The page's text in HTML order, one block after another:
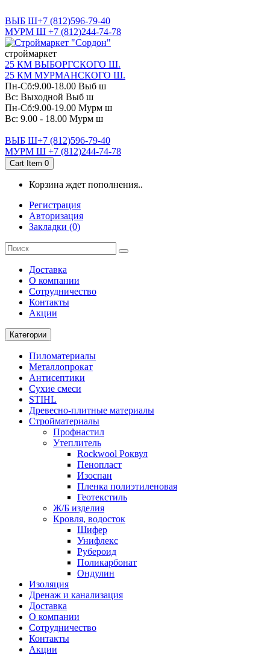
ВЫБ Ш+7 (812)596-79-40
МУРМ Ш +7 (812)244-74-78
cтроймаркет
25 КМ ВЫБОРГСКОГО Ш.
25 КМ МУРМАНСКОГО Ш.
Пн-Сб:9.00-18.00 Выб ш
Вс: Выходной Выб ш
Пн-Сб:9.00-19.00 Мурм ш
Вс: 9.00 - 18.00 Мурм ш
ВЫБ Ш+7 (812)596-79-40
МУРМ Ш +7 (812)244-74-78
Cart Item 0
Корзина ждет пополнения..
Регистрация
Авторизация
Закладки (0)
Доставка
О компании
Cотрудничество
Контакты
Акции
Категории
Пиломатериалы
Металлопрокат
Антисептики
Сухие смеси
STIHL
Древесно-плитные материалы
Стройматериалы
Профнастил
Утеплитель
Rockwool Роквул
Пенопласт
Изоспан
Пленка полиэтиленовая
Геотекстиль
Ж/Б изделия
Кровля, водосток
Шифер
Унифлекс
Рубероид
Поликарбонат
Ондулин
Изоляция
Дренаж и канализация
Доставка
О компании
Cотрудничество
Контакты
Акции